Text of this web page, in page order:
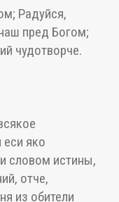
Радуйся,
пред Богом;
чудотворче.
яко
словом истины,
отче,
из обители